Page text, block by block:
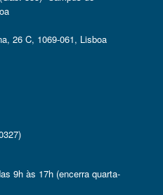
26 C, 1069-061, Lisboa
9h às 17h (encerra quarta-